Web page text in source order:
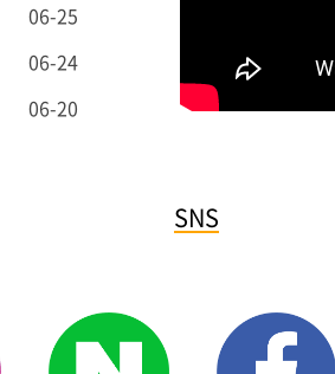
06-25
06-24
06-20
SNS